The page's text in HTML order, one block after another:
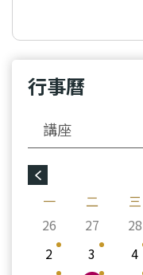
行事曆
講座
一
二 三
26
27 28
2
3 4